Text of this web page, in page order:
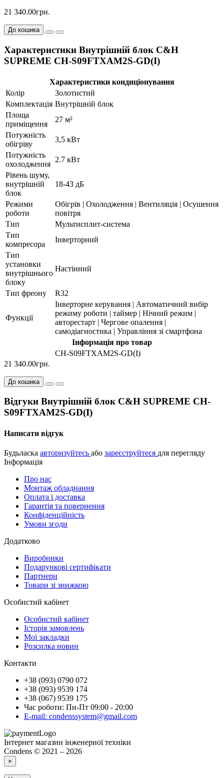
21 340.00грн.
До кошика
Характеристики Внутрішній блок C&H
SUPREME CH-S09FTXAM2S-GD(I)
Характеристики кондиціонування
Колір
Золотистий
Комплектація Внутрішній блок
Площа
приміщення
27 м²
Потужність
обігріву
3,5 кВт
Потужність
охолодження
2.7 кВт
Рівень шуму,
внутрішній
блок
18-43 дБ
Режими
роботи
Обігрів | Охолодження | Вентиляція | Осушення
повітря
Тип
Мультисплит-система
Тип
компресора
Інверторний
Тип
установки
внутрішнього
блоку
Настінний
Тип фреону R32
Функції
Інверторне керування | Автоматичний вибір
режиму роботи | таймер | Нічний режим |
авторестарт | Чергове опалення |
самодіагностика | Управління зі смартфона
Інформація про товар
CH-S09FTXAM2S-GD(I)
21 340.00грн.
До кошика
Відгуки Внутрішній блок C&H SUPREME CH-
S09FTXAM2S-GD(I)
Написати відгук
Будьласка авторизуйтесь або зареєструйтеся для перегляду
Інформація
Про нас
Монтаж обладнання
Оплата і доставка
Гарантія та повернення
Конфіденційність
Умови згоди
Додатково
Виробники
Подарункові сертифікати
Партнери
Товари зі знижкою
Особистий кабінет
Особистий кабінет
Історія замовлень
Мої закладки
Розсилка новин
Контакти
+38 (093) 0790 072
+38 (093) 9539 174
+38 (067) 9539 175
Час роботи: Пн-Пт 09:00 - 20:00
E-mail: condenssystem@gmail.com
Інтернет магазин інженерної техніки
Condens © 2021 – 2026
×